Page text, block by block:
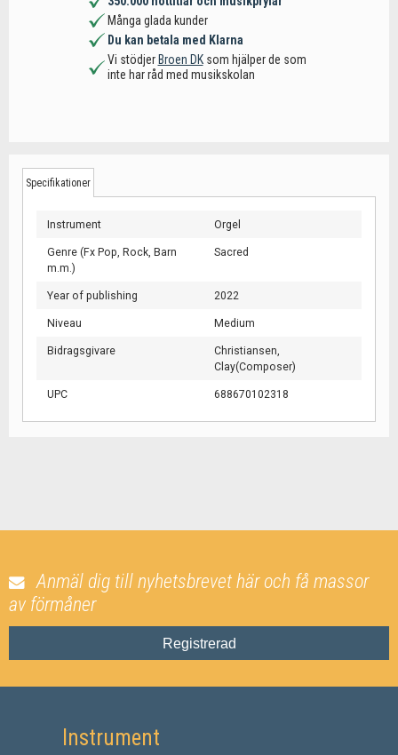
Många glada kunder
Du kan betala med Klarna
Vi stödjerBroen DKsom hjälper de som
inte har råd med musikskolan
Specifikationer
Instrument Orgel
Genre (Fx Pop, Rock, Barn
m.m.)
Sacred
Year of publishing 2022
Niveau Medium
Bidragsgivare
Christiansen,
Clay(Composer)
UPC 688670102318
Anmäl dig till nyhetsbrevet här och få massor
av förmåner
Registrerad
Instrument